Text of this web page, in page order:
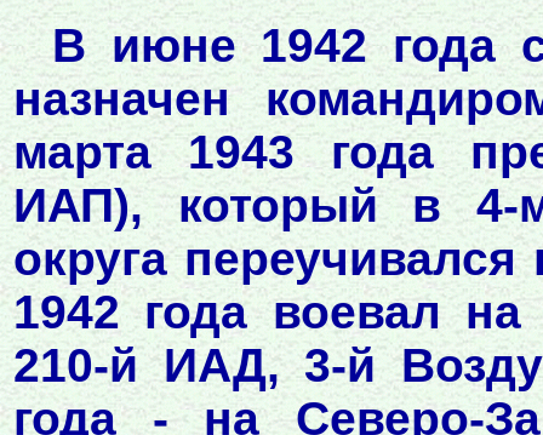
В июне 1942 года
назначен
марта 1943 года
ИАП), который в 4-
округа
1942 года воевал
210-й ИАД, 3-й
года - на Северо-